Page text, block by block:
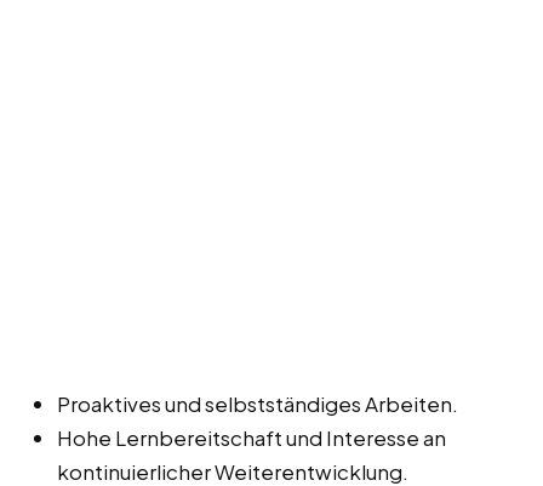
Proaktives und selbstständiges Arbeiten.
Hohe Lernbereitschaft und Interesse an
kontinuierlicher Weiterentwicklung.